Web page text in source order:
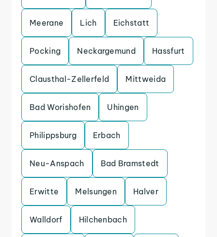
Meerane Lich Eichstatt
Pocking Neckargemund Hassfurt
Clausthal-Zellerfeld Mittweida
Bad Worishofen Uhingen
Philippsburg Erbach
Neu-Anspach Bad Bramstedt
Erwitte Melsungen Halver
Walldorf Hilchenbach